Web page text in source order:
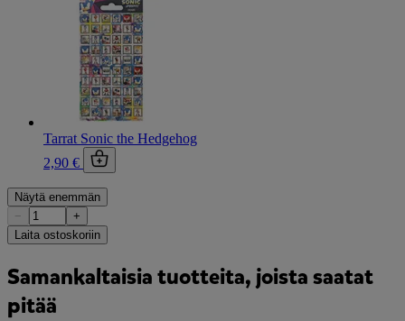
Tarrat Sonic the Hedgehog
2,90 €
Näytä enemmän
−
+
Laita ostoskoriin
Samankaltaisia tuotteita, joista saatat
pitää